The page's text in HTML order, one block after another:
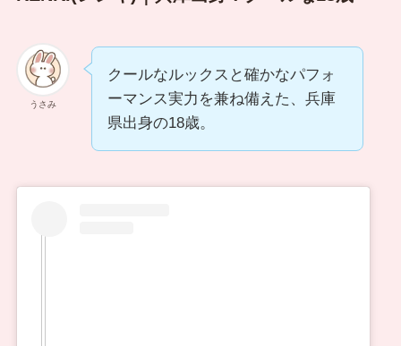
うさみ
クールなルックスと確かなパフォ
ーマンス実力を兼ね備えた、兵庫
県出身の18歳。